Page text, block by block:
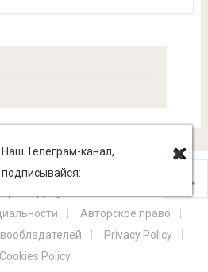
Авторское право
Privacy Policy
Cookies Policy
Наш Телеграм-канал,
подписывайся: